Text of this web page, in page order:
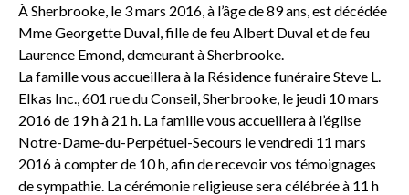
À Sherbrooke, le 3 mars 2016, à l’âge de 89 ans, est décédée
Mme Georgette Duval, fille de feu Albert Duval et de feu
Laurence Emond, demeurant à Sherbrooke.
La famille vous accueillera à la Résidence funéraire Steve L.
Elkas Inc., 601 rue du Conseil, Sherbrooke, le jeudi 10 mars
2016 de 19 h à 21 h. La famille vous accueillera à l’église
Notre-Dame-du-Perpétuel-Secours le vendredi 11 mars
2016 à compter de 10 h, afin de recevoir vos témoignages
de sympathie. La cérémonie religieuse sera célébrée à 11 h